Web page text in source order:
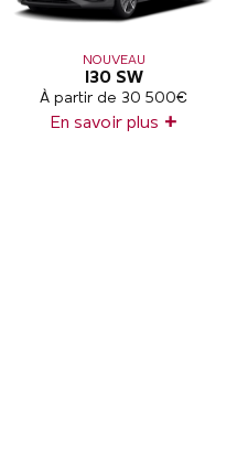
NOUVEAU
I30 SW
À partir de 30 500€
En savoir plus +